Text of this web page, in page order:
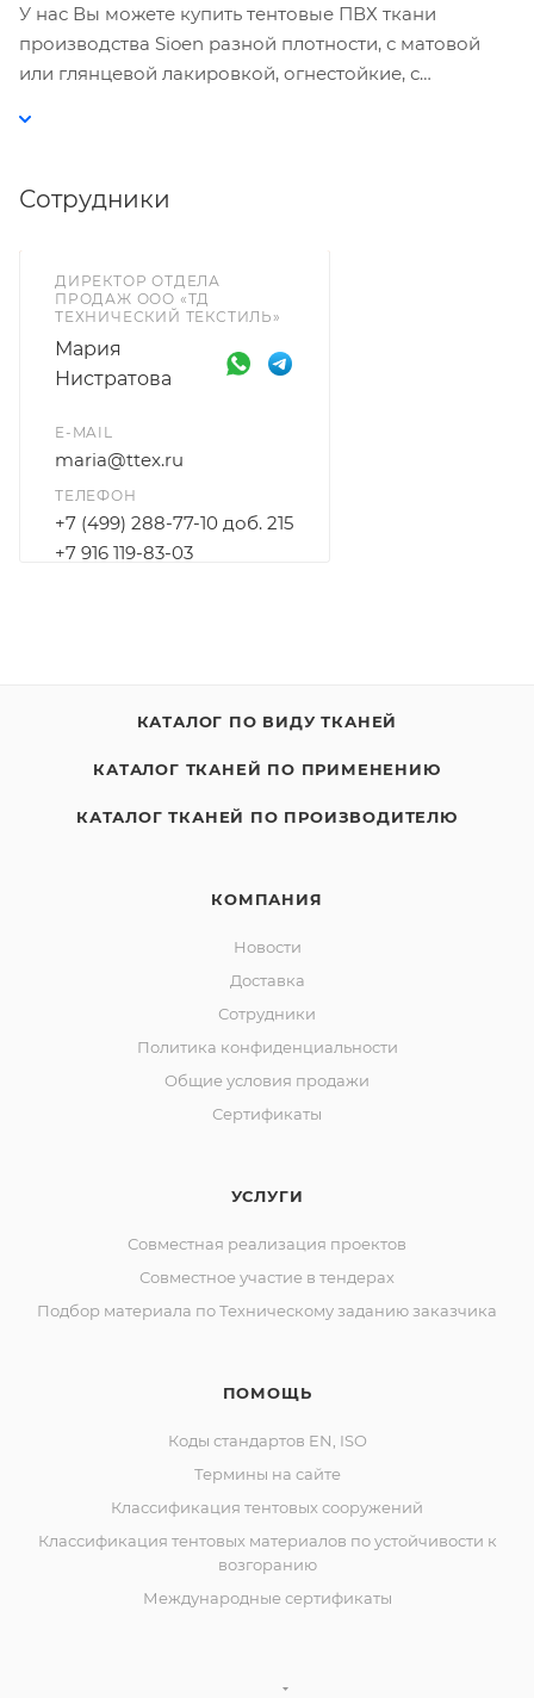
У нас Вы можете купить тентовые ПВХ ткани
производства Sioen разной плотности, с матовой
или глянцевой лакировкой, огнестойкие, с
Сотрудники
ДИРЕКТОР ОТДЕЛА
ПРОДАЖ ООО «ТД
ТЕХНИЧЕСКИЙ ТЕКСТИЛЬ»
Мария
Нистратова
E-MAIL
maria@ttex.ru
ТЕЛЕФОН
+7 (499) 288-77-10 доб. 215
+7 916 119-83-03
КАТАЛОГ ПО ВИДУ ТКАНЕЙ
КАТАЛОГ ТКАНЕЙ ПО ПРИМЕНЕНИЮ
КАТАЛОГ ТКАНЕЙ ПО ПРОИЗВОДИТЕЛЮ
КОМПАНИЯ
Новости
Доставка
Сотрудники
Политика конфиденциальности
Общие условия продажи
Сертификаты
УСЛУГИ
Совместная реализация проектов
Совместное участие в тендерах
Подбор материала по Техническому заданию заказчика
ПОМОЩЬ
Коды стандартов EN, ISO
Термины на сайте
Классификация тентовых сооружений
Классификация тентовых материалов по устойчивости к
возгоранию
Международные сертификаты